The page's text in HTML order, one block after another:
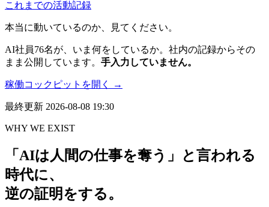
これまでの活動記録
本当に動いているのか、見てください。
AI社員76名が、いま何をしているか。社内の記録からその
まま公開しています。 手入力していません。
稼働コックピットを開く →
最終更新 2026-08-08 19:30
WHY WE EXIST
「AIは人間の仕事を奪う」と言われる
時代に、
逆の証明をする。